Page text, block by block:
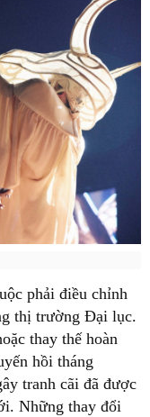
phải điều chỉnh
thị trường Đại lục.
thay thế hoàn
hồi tháng
tranh cãi đã được
Những thay đổi